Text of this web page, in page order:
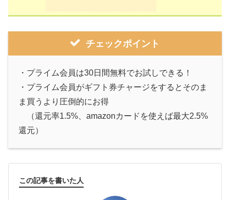
チェックポイント
・プライム会員は30日間無料でお試しできる！
・プライム会員がギフト券チャージをするとそのま
ま買うより圧倒的にお得
（還元率1.5%、amazonカードを使えば最大2.5%
還元）
この記事を書いた人